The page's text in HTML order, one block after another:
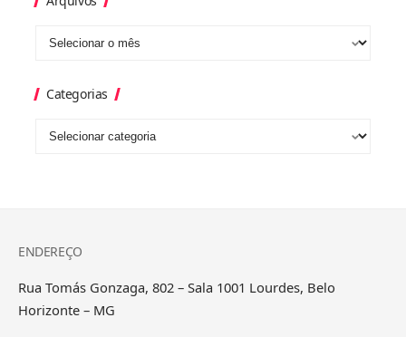
Categorias
ENDEREÇO
Rua Tomás Gonzaga, 802 – Sala 1001 Lourdes, Belo
Horizonte – MG